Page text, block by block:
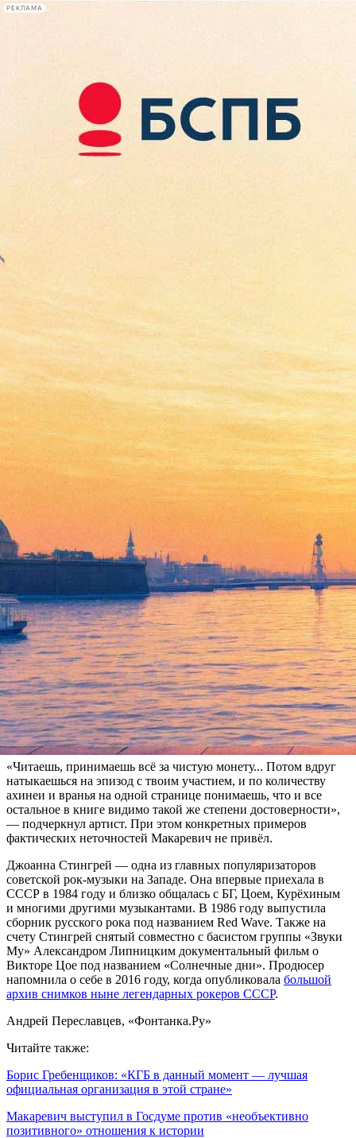
РЕКЛАМА
Сегодня:
2026.08.10
07:50
Афиша Plus
«Читаешь, принимаешь всё
за чистую монету»:
Макаревич раскритиковал
книгу Джоанны Стингрей о
03 апреля 2019,
Лидер рок-группы «Машина Времени» Андрей Макаревич
раскритиковал книгу американского продюсера и певицы
Джоанны Стингрей под названием«Стингрей в стране
чудес». Издание посвящено событиям, происходившим на
подпольной рок-сцене Советского Союза в эпоху
перестройки.
Своё мнение музыкант высказал в Facebook.
«Читаешь, принимаешь всё за чистую монету... Потом вдруг
натыкаешься на эпизод с твоим участием, и по количеству
ахинеи и вранья на одной странице понимаешь, что и все
остальное в книге видимо такой же степени достоверности»,
— подчеркнул артист. При этом конкретных примеров
фактических неточностей Макаревич не привёл.
Джоанна Стингрей — одна из главных популяризаторов
советской рок-музыки на Западе. Она впервые приехала в
СССР в 1984 году и близко общалась с БГ, Цоем, Курёхиным
и многими другими музыкантами. В 1986 году выпустила
сборник русского рока под названием Red Wave. Также на
счету Стингрей снятый совместно с басистом группы «Звуки
Му» Александром Липницким документальный фильм о
Викторе Цое под названием «Солнечные дни». Продюсер
напомнила о себе в 2016 году, когда опубликовала большой
архив снимков ныне легендарных рокеров СССР.
Андрей Переславцев, «Фонтанка.Ру»
Читайте также:
Борис Гребенщиков: «КГБ в данный момент — лучшая
официальная организация в этой стране»
Макаревич выступил в Госдуме против «необъективно
позитивного» отношения к истории